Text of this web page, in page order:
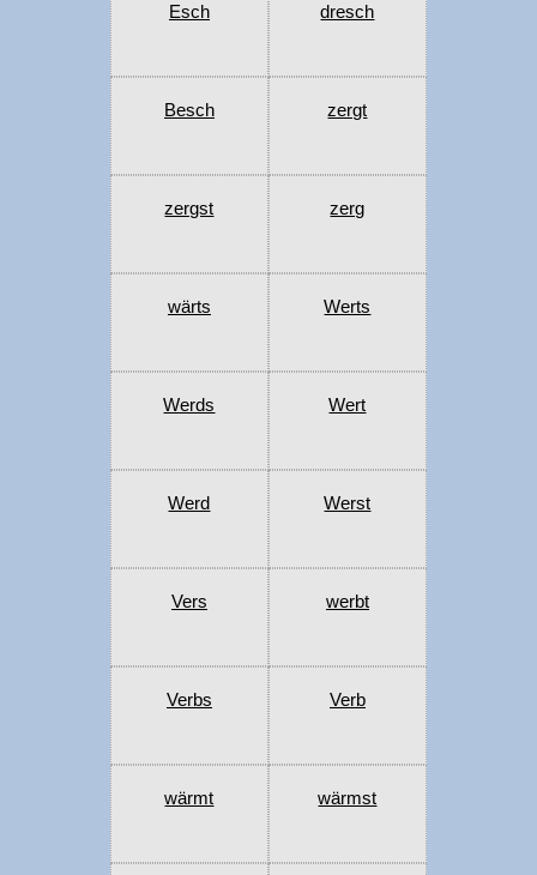
Esch dresch
Besch zergt
zergst zerg
wärts Werts
Werds Wert
Werd Werst
Vers werbt
Verbs Verb
wärmt wärmst